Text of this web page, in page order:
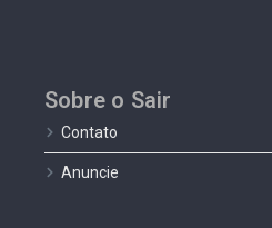
Sobre o Sair
Contato
Anuncie